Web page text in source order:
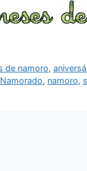
de namoro,
Namorado, namoro,